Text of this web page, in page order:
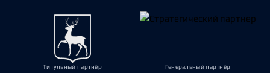
Титульный партнёр Генеральный партнёр